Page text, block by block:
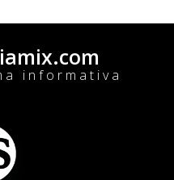
informativa